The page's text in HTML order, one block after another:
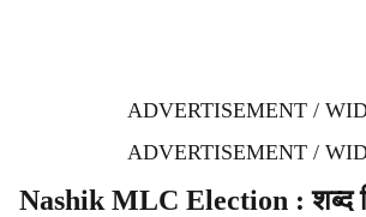
ADVERTISEMENT /
ADVERTISEMENT /
Nashik MLC Election : शब्द